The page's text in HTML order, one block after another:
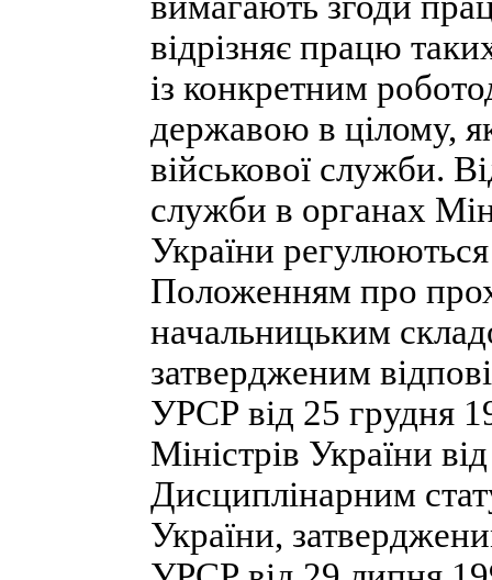
відрізняє працю
із конкретним
державою в цілому,
військової служби.
служби в органах
України
Положенням про
начальницьким
затвердженим
УРСР від 25 грудня
Міністрів України
Дисциплінарним
України,